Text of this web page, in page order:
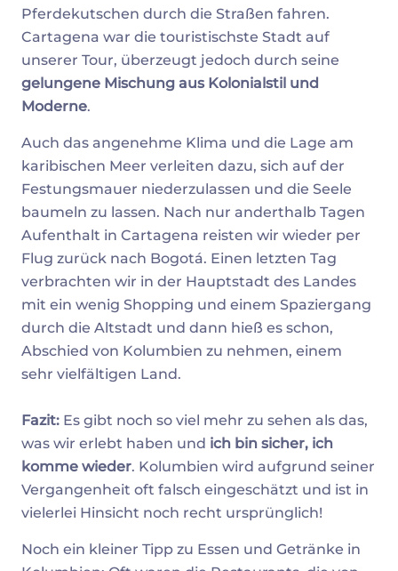
Pferdekutschen durch die Straßen fahren.
Cartagena war die touristischste Stadt auf
unserer Tour, überzeugt jedoch durch seine
gelungene Mischung aus Kolonialstil und
Moderne.
Auch das angenehme Klima und die Lage am
karibischen Meer verleiten dazu, sich auf der
Festungsmauer niederzulassen und die Seele
baumeln zu lassen. Nach nur anderthalb Tagen
Aufenthalt in Cartagena reisten wir wieder per
Flug zurück nach Bogotá. Einen letzten Tag
verbrachten wir in der Hauptstadt des Landes
mit ein wenig Shopping und einem Spaziergang
durch die Altstadt und dann hieß es schon,
Abschied von Kolumbien zu nehmen, einem
sehr vielfältigen Land.
Fazit: Es gibt noch so viel mehr zu sehen als das,
was wir erlebt haben und ich bin sicher, ich
komme wieder. Kolumbien wird aufgrund seiner
Vergangenheit oft falsch eingeschätzt und ist in
vielerlei Hinsicht noch recht ursprünglich!
Noch ein kleiner Tipp zu Essen und Getränke in